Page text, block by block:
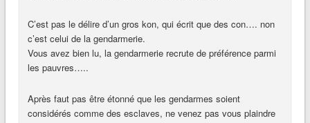
C’est pas le délire d’un gros kon, qui écrit que des con…. non
c’est celui de la gendarmerie.
Vous avez bien lu, la gendarmerie recrute de préférence parmi
les pauvres…..
Après faut pas être étonné que les gendarmes soient
considérés comme des esclaves, ne venez pas vous plaindre